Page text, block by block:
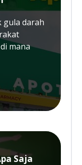
gula darah
mana
Saja